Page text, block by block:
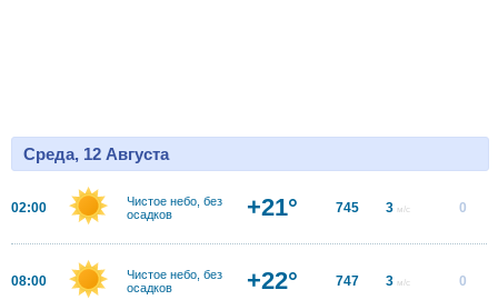
Среда, 12 Августа
02:00
Чистое небо, без
осадков
+21° 745 3 м/с 0
08:00
Чистое небо, без
осадков
+22° 747 3 м/с 0